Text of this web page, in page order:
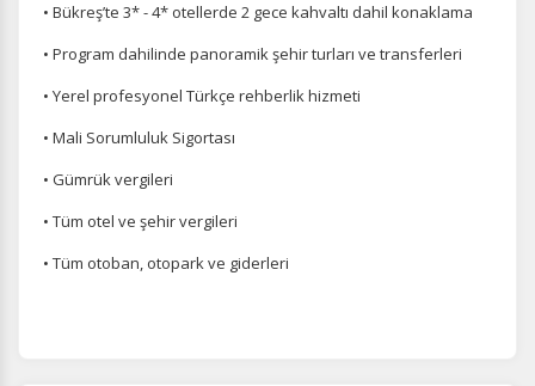
• Bükreş’te 3* - 4* otellerde 2 gece kahvaltı dahil konaklama
• Program dahilinde panoramik şehir turları ve transferleri
• Yerel profesyonel Türkçe rehberlik hizmeti
• Mali Sorumluluk Sigortası
• Gümrük vergileri
• Tüm otel ve şehir vergileri
• Tüm otoban, otopark ve giderleri